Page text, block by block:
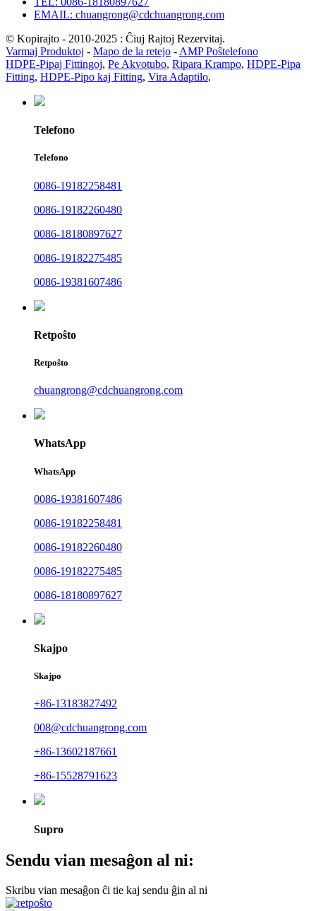
EMAIL: chuangrong@cdchuangrong.com
© Kopirajto - 2010-2025 : Ĉiuj Rajtoj Rezervitaj.
Varmaj Produktoj - Mapo de la retejo - AMP Poŝtelefono
HDPE-Pipaj Fittingoj, Pe Akvotubo, Ripara Krampo, HDPE-Pipa
Fitting, HDPE-Pipo kaj Fitting, Vira Adaptilo,
Telefono
Telefono
0086-19182258481
0086-19182260480
0086-18180897627
0086-19182275485
0086-19381607486
Retpoŝto
Retpoŝto
chuangrong@cdchuangrong.com
WhatsApp
WhatsApp
0086-19381607486
0086-19182258481
0086-19182260480
0086-19182275485
0086-18180897627
Skajpo
Skajpo
+86-13183827492
008@cdchuangrong.com
+86-13602187661
+86-15528791623
Supro
Sendu vian mesaĝon al ni:
Skribu vian mesaĝon ĉi tie kaj sendu ĝin al ni